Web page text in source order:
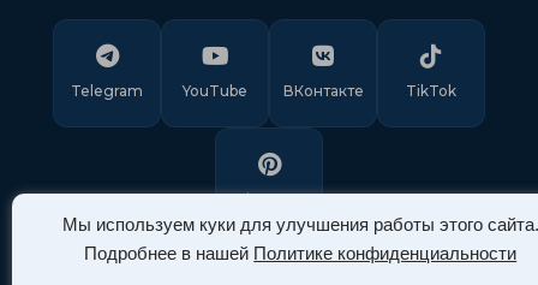
Мы используем куки для улучшения работы этого сайта.
Подробнее в нашей Политике конфиденциальности
Telegram YouTube ВКонтакте TikTok
Pinterest